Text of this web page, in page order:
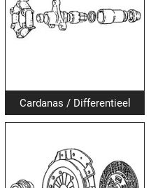
Cardanas / Differentieel